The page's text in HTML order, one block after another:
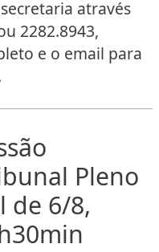
através
2282.8943,
e o email para
Pleno
de 6/8,